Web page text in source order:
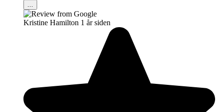
...
Kristine Hamilton 1 år siden